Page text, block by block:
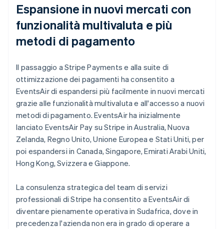
Espansione in nuovi mercati con
funzionalità multivaluta e più
metodi di pagamento
Il passaggio a Stripe Payments e alla suite di
ottimizzazione dei pagamenti ha consentito a
EventsAir di espandersi più facilmente in nuovi mercati
grazie alle funzionalità multivaluta e all'accesso a nuovi
metodi di pagamento. EventsAir ha inizialmente
lanciato EventsAir Pay su Stripe in Australia, Nuova
Zelanda, Regno Unito, Unione Europea e Stati Uniti, per
poi espandersi in Canada, Singapore, Emirati Arabi Uniti,
Hong Kong, Svizzera e Giappone.
La consulenza strategica del team di servizi
professionali di Stripe ha consentito a EventsAir di
diventare pienamente operativa in Sudafrica, dove in
precedenza l'azienda non era in grado di operare a